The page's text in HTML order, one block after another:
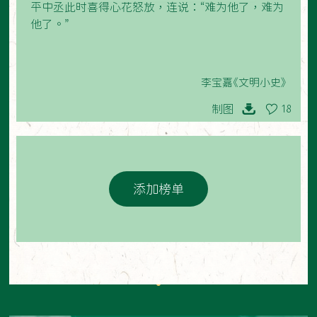
平中丞此时喜得心花怒放，连说：“难为他了，难为
他了。”
李宝嘉《文明小史》
制图 18
添加榜单